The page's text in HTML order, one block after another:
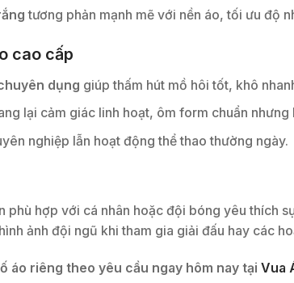
tương phản mạnh mẽ với nền áo, tối ưu độ
cao cấp
dụng giúp thấm hút mồ hôi tốt, khô
lại cảm giác linh hoạt, ôm form chuẩn nhưng
nghiệp lẫn hoạt động thể thao thường ngày.
phù hợp với cá nhân hoặc đội bóng yêu thích
ảnh đội ngũ khi tham gia giải đấu hay các
áo riêng theo yêu cầu ngay hôm nay tạiVua